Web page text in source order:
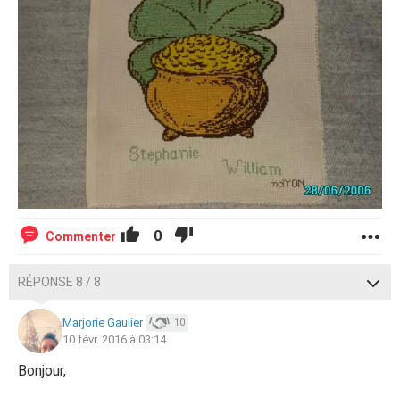
Commenter 0
RÉPONSE 8 / 8
Marjorie Gaulier 10
10 févr. 2016 à 03:14
Bonjour,